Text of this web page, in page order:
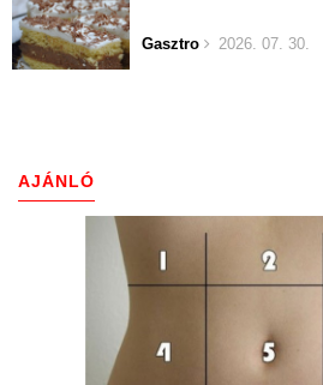
Gasztro 2026. 07. 30.
AJÁNLÓ